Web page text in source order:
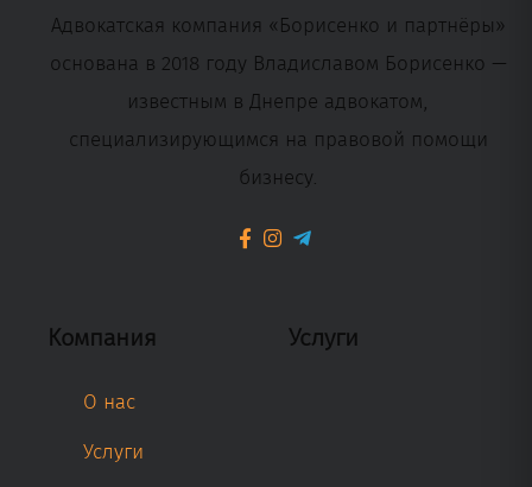
Адвокатская компания «Борисенко и партнёры»
основана в 2018 году Владиславом Борисенко —
известным в Днепре адвокатом,
специализирующимся на правовой помощи
бизнесу.
Компания
О нас
Услуги
Услуги